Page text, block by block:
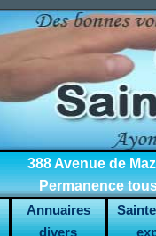
388 Avenue de
Permanence
Annuaires
divers